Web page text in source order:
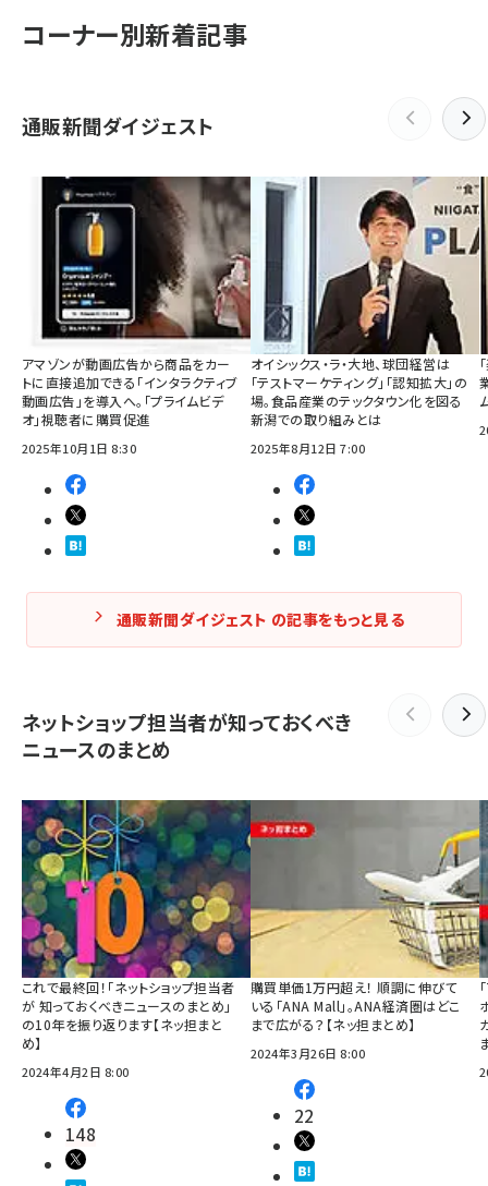
コーナー別新着記事
通販新聞ダイジェスト
アマゾンが動画広告から商品をカー
トに直接追加できる「インタラクティブ
動画広告」を導入へ。「プライムビデ
オ」視聴者に購買促進
2025年10月1日 8:30
オイシックス・ラ・大地、球団経営は
「テストマーケティング」「認知拡大」の
場。食品産業のテックタウン化を図る
新潟での取り組みとは
2025年8月12日 7:00
通販新聞ダイジェスト の記事をもっと見る
ネットショップ担当者が知っておくべき
ニュースのまとめ
これで最終回！「ネットショップ担当者
が 知っておくべきニュースのまとめ」
の10年を振り返ります【ネッ担まと
め】
2024年4月2日 8:00
148
購買単価1万円超え！ 順調に伸びて
いる「ANA Mall」。ANA経済圏はどこ
まで広がる？【ネッ担まとめ】
2024年3月26日 8:00
22